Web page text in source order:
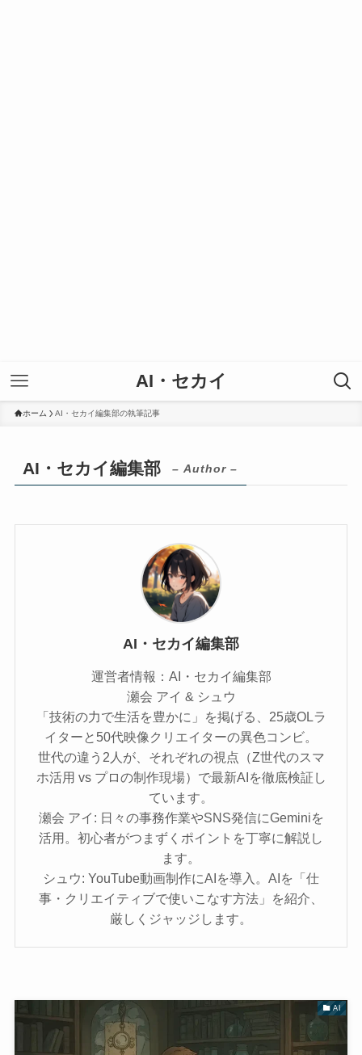
AI・セカイ
ホーム AI・セカイ編集部の執筆記事
AI・セカイ編集部 – Author –
AI・セカイ編集部
運営者情報：AI・セカイ編集部
瀬会 アイ & シュウ
「技術の力で生活を豊かに」を掲げる、25歳OLラ
イターと50代映像クリエイターの異色コンビ。
世代の違う2人が、それぞれの視点（Z世代のスマ
ホ活用 vs プロの制作現場）で最新AIを徹底検証し
ています。
瀬会 アイ: 日々の事務作業やSNS発信にGeminiを
活用。初心者がつまずくポイントを丁寧に解説し
ます。
シュウ: YouTube動画制作にAIを導入。AIを「仕
事・クリエイティブで使いこなす方法」を紹介、
厳しくジャッジします。
AI